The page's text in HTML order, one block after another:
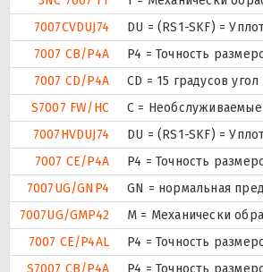
7007CVDUJ74
DU = (RS1-SKF) =
7007 CB/P4A
P4 = Точность
7007 CD/P4A
CD = 15 градусов
S7007 FW/HC
С =
7007HVDUJ74
DU = (RS1-SKF) =
7007 CE/P4A
P4 = Точность
7007UG/GNP4
GN = нормальная
7007UG/GMP42
М = Механически
7007 CE/P4AL
P4 = Точность
S7007 CB/P4A
P4 = Точность